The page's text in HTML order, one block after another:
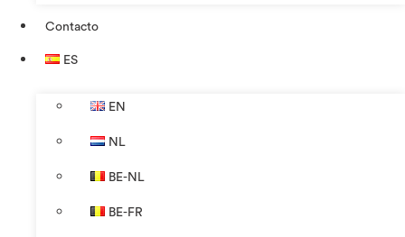
Contacto
ES
EN
NL
BE-NL
BE-FR